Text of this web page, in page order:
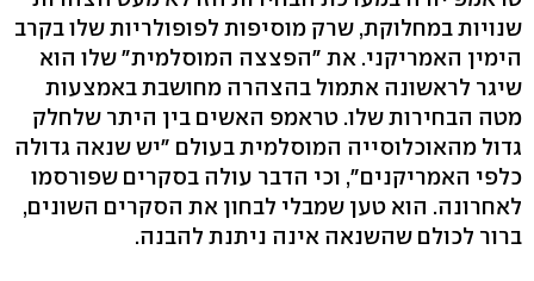
שנויות במחלוקת, שרק מוסיפות לפופולריות שלו בקרב
הימין האמריקני. את "הפצצה המוסלמית" שלו הוא
שיגר לראשונה אתמול בהצהרה מחושבת באמצעות
מטה הבחירות שלו. טראמפ האשים בין היתר שלחלק
גדול מהאוכלוסייה המוסלמית בעולם "יש שנאה גדולה
כלפי האמריקנים", וכי הדבר עולה בסקרים שפורסמו
לאחרונה. הוא טען שמבלי לבחון את הסקרים השונים,
ברור לכולם שהשנאה אינה ניתנת להבנה.